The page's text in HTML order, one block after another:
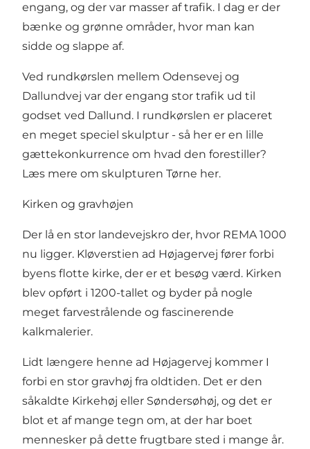
engang, og der var masser af trafik. I dag er der
bænke og grønne områder, hvor man kan
sidde og slappe af.
Ved rundkørslen mellem Odensevej og
Dallundvej var der engang stor trafik ud til
godset ved Dallund. I rundkørslen er placeret
en meget speciel skulptur - så her er en lille
gættekonkurrence om hvad den forestiller?
Læs mere om skulpturen Tørne her.
Kirken og gravhøjen
Der lå en stor landevejskro der, hvor REMA 1000
nu ligger. Kløverstien ad Højagervej fører forbi
byens flotte kirke, der er et besøg værd. Kirken
blev opført i 1200-tallet og byder på nogle
meget farvestrålende og fascinerende
kalkmalerier.
Lidt længere henne ad Højagervej kommer I
forbi en stor gravhøj fra oldtiden. Det er den
såkaldte Kirkehøj eller Søndersøhøj, og det er
blot et af mange tegn om, at der har boet
mennesker på dette frugtbare sted i mange år.